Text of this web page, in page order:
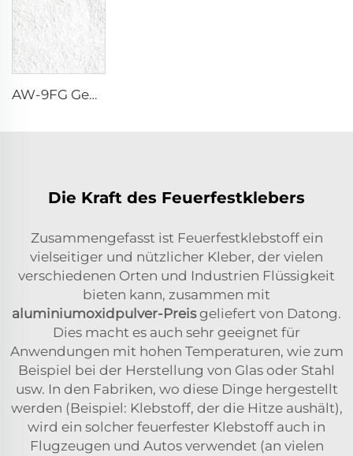
AW-9FG Gebranntes α-Al₂O₃ Pulver
Die Kraft des Feuerfestklebers
Zusammengefasst ist Feuerfestklebstoff ein
vielseitiger und nützlicher Kleber, der vielen
verschiedenen Orten und Industrien Flüssigkeit
bieten kann, zusammen mit
aluminiumoxidpulver-Preisgeliefert von Datong.
Dies macht es auch sehr geeignet für
Anwendungen mit hohen Temperaturen, wie zum
Beispiel bei der Herstellung von Glas oder Stahl
usw. In den Fabriken, wo diese Dinge hergestellt
werden (Beispiel: Klebstoff, der die Hitze aushält),
wird ein solcher feuerfester Klebstoff auch in
Flugzeugen und Autos verwendet (an vielen